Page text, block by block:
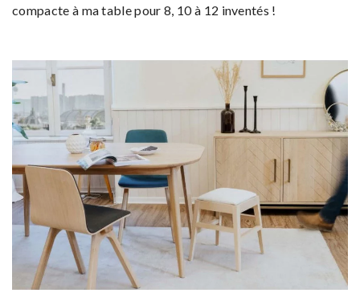
compacte à ma table pour 8, 10 à 12 inventés !